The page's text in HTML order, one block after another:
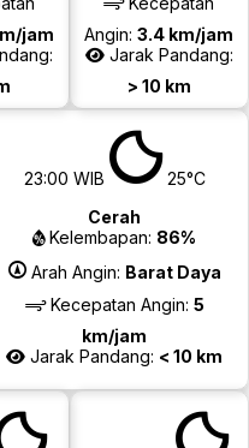
jam
Angin:3.4 km/jam
Jarak Pandang:
> 10 km
23:00 WIB
25°C
Cerah
Kelembapan: 86%
Arah Angin: Barat Daya
Kecepatan Angin: 5
km/jam
Jarak Pandang: < 10 km